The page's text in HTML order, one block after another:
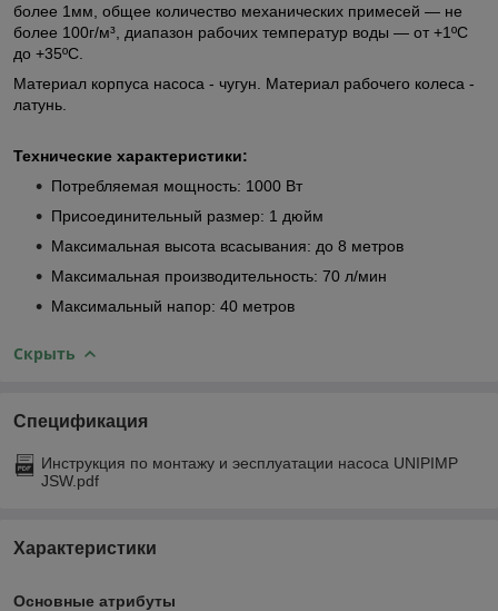
более 1мм, общее количество механических примесей — не
более 100г/м³, диапазон рабочих температур воды — от +1ºС
до +35ºС.
Материал корпуса насоса - чугун. Материал рабочего колеса -
латунь.
Технические характеристики:
Потребляемая мощность: 1000 Вт
Присоединительный размер: 1 дюйм
Максимальная высота всасывания: до 8 метров
Максимальная производительность: 70 л/мин
Максимальный напор: 40 метров
Скрыть
Спецификация
Инструкция по монтажу и эесплуатации насоса UNIPIMP
JSW.pdf
Характеристики
Основные атрибуты